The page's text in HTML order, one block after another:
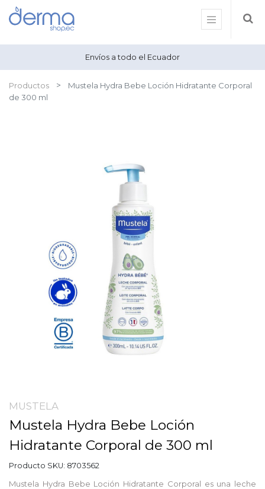
Envíos a todo el Ecuador
Productos
Mustela Hydra Bebe Loción Hidratante Corporal
de 300 ml
MUSTELA
Mustela Hydra Bebe Loción
Hidratante Corporal de 300 ml
Producto SKU: 8703562
Mustela Hydra Bebe Loción Hidratante Corporal es una leche